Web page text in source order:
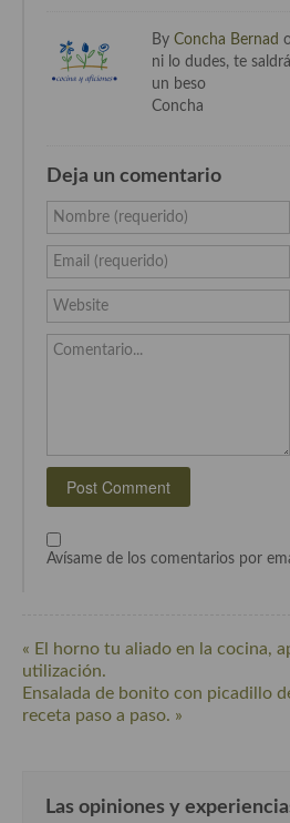
Cocina Italiana
Cocina Luxemburgo
Cocina Rusa
Cocina Sueca
Cocina Suiza
By Concha Bernad
ni lo dudes, te saldrá
un beso
Concha
Deja un comentario
Nombre (requerido)
Email (requerido)
Website
Comentario...
Avísame de los comentarios por
« El horno tu aliado en la cocina,
utilización.
Ensalada de bonito con picadillo
receta paso a paso. »
Las opiniones y